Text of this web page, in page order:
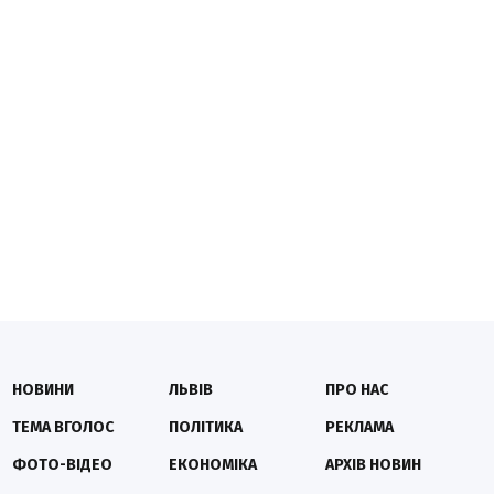
НОВИНИ
ТЕМА ВГОЛОС
ФОТО-ВІДЕО
ЛЬВІВ
ПОЛІТИКА
ЕКОНОМІКА
ПРО НАС
РЕКЛАМА
АРХІВ НОВИН